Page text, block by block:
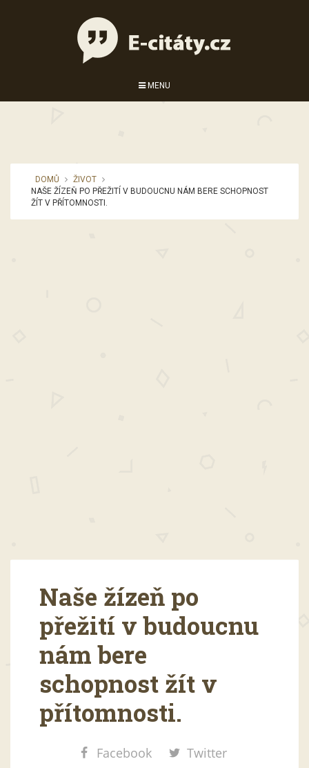
MENU
DOMŮ
ŽIVOT
NAŠE ŽÍZEŇ PO PŘEŽITÍ V BUDOUCNU NÁM BERE SCHOPNOST
ŽÍT V PŘÍTOMNOSTI.
Naše žízeň po
přežití v budoucnu
nám bere
schopnost žít v
přítomnosti.
Facebook
Twitter